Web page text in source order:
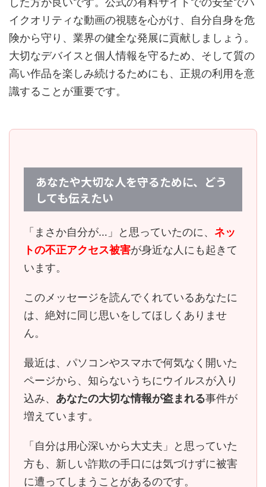
イクオリティな動画の視聴を心がけ、自分自身を危
険から守り、業界の健全な発展に貢献しましょう。
大切なデバイスと個人情報を守るため、そして質の
高い作品を楽しみ続けるためにも、正規の利用を意
識することが重要です。
あなたや大切な人を守るために、どう
しても伝えたい
「まさか自分が…」と思っていたのに、 ネッ
トの不正アクセス被害が身近な人にも起きて
います。
このメッセージを読んでくれているあなたに
は、 絶対に同じ思いをしてほしくありませ
ん。
最近は、パソコンやスマホで何気なく開いた
ページから、知らないうちにウイルスが入り
込み、 あなたの大切な情報が盗まれる事件が
増えています。
「自分は用心深いから大丈夫」と思っていた
方も、 新しい詐欺の手口には気づけずに被害
に遭ってしまう ことがあるのです。